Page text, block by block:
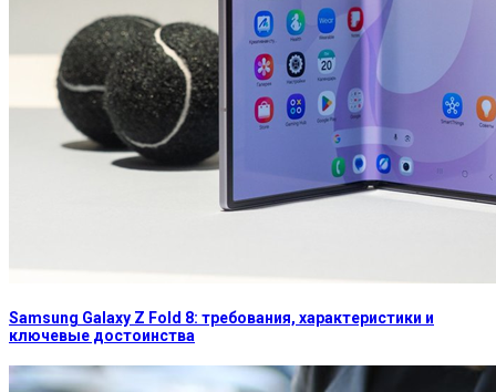
Samsung Galaxy Z Fold 8: требования, характеристики и
ключевые достоинства